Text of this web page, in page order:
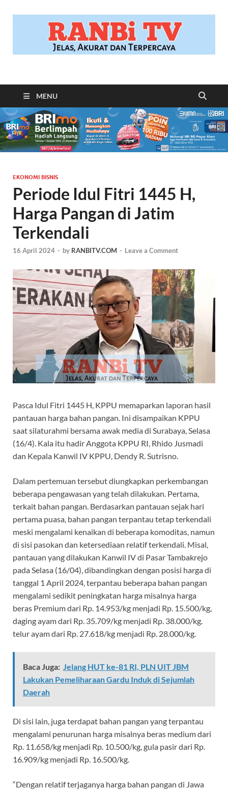
RANBITV.COM
MENU
EKONOMI BISNIS
Periode Idul Fitri 1445 H,
Harga Pangan di Jatim
Terkendali
16 April 2024 - by RANBITV.COM - Leave a Comment
Pasca Idul Fitri 1445 H, KPPU memaparkan laporan hasil
pantauan harga bahan pangan. Ini disampaikan KPPU
saat silaturahmi bersama awak media di Surabaya, Selasa
(16/4). Kala itu hadir Anggota KPPU RI, Rhido Jusmadi
dan Kepala Kanwil IV KPPU, Dendy R. Sutrisno.
Dalam pertemuan tersebut diungkapkan perkembangan
beberapa pengawasan yang telah dilakukan. Pertama,
terkait bahan pangan. Berdasarkan pantauan sejak hari
pertama puasa, bahan pangan terpantau tetap terkendali
meski mengalami kenaikan di beberapa komoditas, namun
di sisi pasokan dan ketersediaan relatif terkendali. Misal,
pantauan yang dilakukan Kanwil IV di Pasar Tambakrejo
pada Selasa (16/04), dibandingkan dengan posisi harga di
tanggal 1 April 2024, terpantau beberapa bahan pangan
mengalami sedikit peningkatan harga misalnya harga
beras Premium dari Rp. 14.953/kg menjadi Rp. 15.500/kg,
daging ayam dari Rp. 35.709/kg menjadi Rp. 38.000/kg.
telur ayam dari Rp. 27.618/kg menjadi Rp. 28.000/kg.
Baca Juga: Jelang HUT ke-81 RI, PLN UIT JBM
Lakukan Pemeliharaan Gardu Induk di Sejumlah
Daerah
Di sisi lain, juga terdapat bahan pangan yang terpantau
mengalami penurunan harga misalnya beras medium dari
Rp. 11.658/kg menjadi Rp. 10.500/kg, gula pasir dari Rp.
16.909/kg menjadi Rp. 16.500/kg.
“Dengan relatif terjaganya harga bahan pangan di Jawa